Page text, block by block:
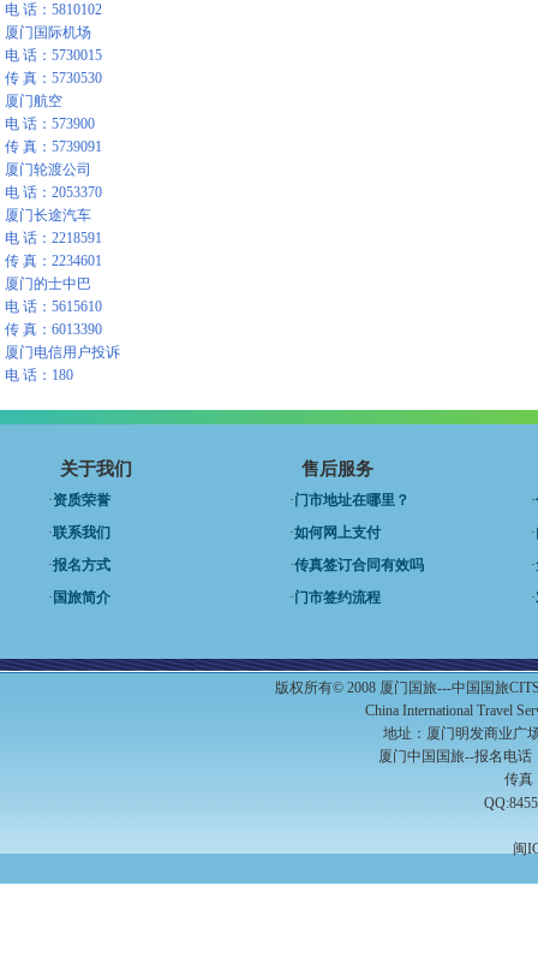
电 话：5810102
厦门国际机场
电 话：5730015
传 真：5730530
厦门航空
电 话：573900
传 真：5739091
厦门轮渡公司
电 话：2053370
厦门长途汽车
电 话：2218591
传 真：2234601
厦门的士中巴
电 话：5615610
传 真：6013390
厦门电信用户投诉
电 话：180
关于我们
·资质荣誉
·联系我们
·报名方式
· 国旅简介
售后服务
·门市地址在哪里？
·如何网上支付
·传真签订合同有效吗
·门市签约流程
·
·
·
·
版权所有© 2008 厦门国旅---中国国旅
China International Travel
地址：厦门明发商业广
厦门中国国旅--报名电
传真
闽